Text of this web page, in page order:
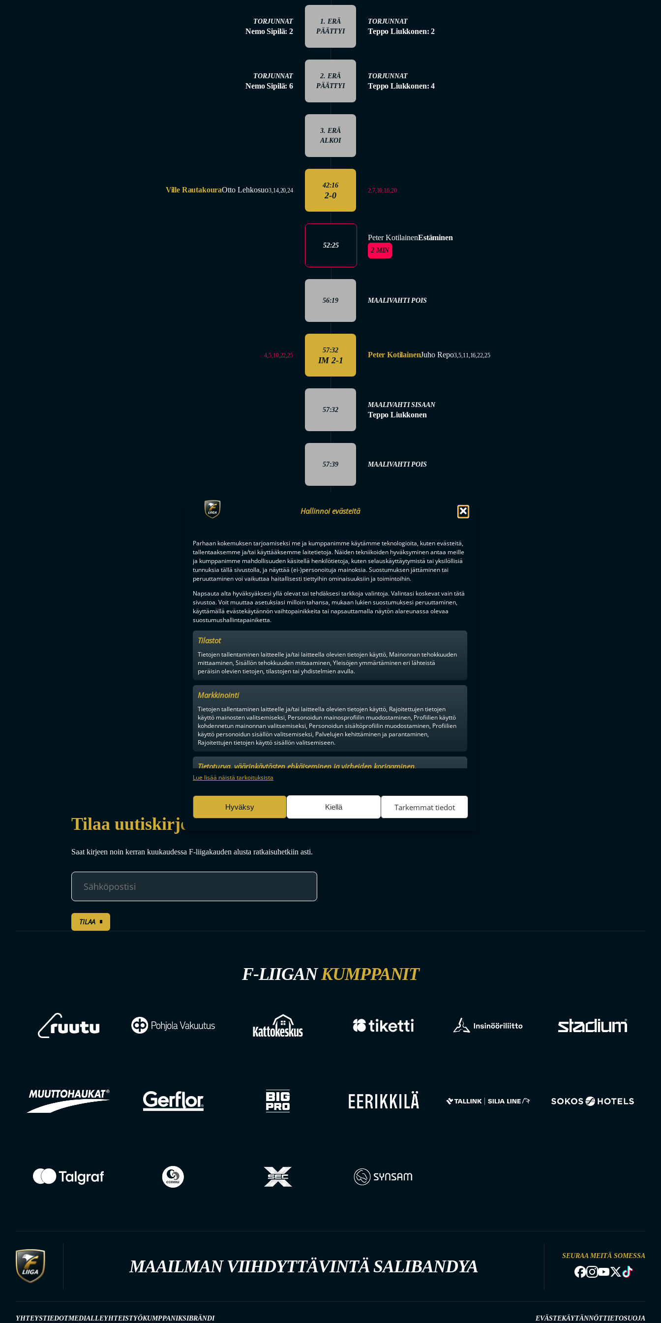
Hallinnoi evästeitä
Parhaan kokemuksen tarjoamiseksi me ja kumppanimme käytämme teknologioita, kuten evästeitä,
tallentaaksemme ja/tai käyttääksemme laitetietoja. Näiden tekniikoiden hyväksyminen antaa meille
ja kumppanimme mahdollisuuden käsitellä henkilötietoja, kuten selauskäyttäytymistä tai yksilöllisiä
tunnuksia tällä sivustolla, ja näyttää (ei-)personoituja mainoksia. Suostumuksen jättäminen tai
peruuttaminen voi vaikuttaa haitallisesti tiettyihin ominaisuuksiin ja toimintoihin.
Napsauta alta hyväksyäksesi yllä olevat tai tehdäksesi tarkkoja valintoja. Valintasi koskevat vain tätä
sivustoa. Voit muuttaa asetuksiasi milloin tahansa, mukaan lukien suostumuksesi peruuttaminen,
käyttämällä evästekäytännön vaihtopainikkeita tai napsauttamalla näytön alareunassa olevaa
suostumushallintapainiketta.
Tilastot
Tietojen tallentaminen laitteelle ja/tai laitteella olevien tietojen käyttö, Mainonnan tehokkuuden
mittaaminen, Sisällön tehokkuuden mittaaminen, Yleisöjen ymmärtäminen eri lähteistä
peräisin olevien tietojen, tilastojen tai yhdistelmien avulla.
Markkinointi
Tietojen tallentaminen laitteelle ja/tai laitteella olevien tietojen käyttö, Rajoitettujen tietojen
käyttö mainosten valitsemiseksi, Personoidun mainosprofiilin muodostaminen, Profiilien käyttö
kohdennetun mainonnan valitsemiseksi, Personoidun sisältöprofiilin muodostaminen, Profiilien
käyttö personoidun sisällön valitsemiseksi, Palvelujen kehittäminen ja parantaminen,
Rajoitettujen tietojen käyttö sisällön valitsemiseen.
Tietoturva, väärinkäytösten ehkäiseminen ja virheiden korjaaminen,
Mainonnan ja sisällön tekninen jakelu, Tallenna ja ilmaise
Lue lisää näistä tarkoituksista
Hyväksy Kiellä Tarkemmat tiedot
TORJUNNAT
Nemo Sipilä: 2
1. ERÄ
PÄÄTTYI
TORJUNNAT
Teppo Liukkonen: 2
TORJUNNAT
Nemo Sipilä: 6
2. ERÄ
PÄÄTTYI
TORJUNNAT
Teppo Liukkonen: 4
3. ERÄ
ALKOI
Ville RautakouraOtto Lehkosuo3,14,20,24
42:16
2-0 2,7,10,16,20
52:25
Peter KotilainenEstäminen
2 MIN
56:19 MAALIVAHTI POIS
4,5,10,22,25
57:32
IM 2-1
Peter KotilainenJuho Repo3,5,11,16,22,25
57:32
MAALIVAHTI SISAAN
Teppo Liukkonen
57:39 MAALIVAHTI POIS
59:00 MAALIVAHTI POIS
Teppo Liukkonen
Nemo Sipilä: 6
PÄÄTTYI
Teppo Liukkonen: 8
OTTELU
LOPPUI
Tilaa uutiskirje
Saat kirjeen noin kerran kuukaudessa F-liigakauden alusta ratkaisuhetkiin asti.
TILAA
F-LIIGANKUMPPANIT
MAAILMAN VIIHDYTTÄVINTÄ SALIBANDYA
SEURAA MEITÄ SOMESSA
YHTEYSTIEDOTMEDIALLEYHTEISTYÖKUMPPANIKSIBRÄNDI EVÄSTEKÄYTÄNNÖTTIETOSUOJA